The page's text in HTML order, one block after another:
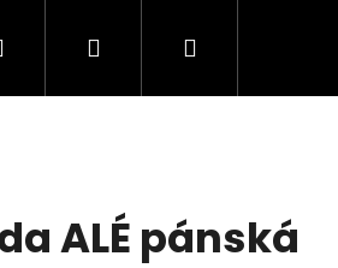
OBLEČENÍ
Hledat PřihlášeníNákupní
ALÉ pánská